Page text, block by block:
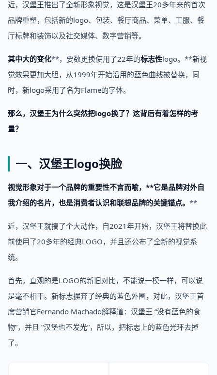
近，汉堡王推出了全新形象视觉，这是汉堡王20多年来的首次
品牌重塑，包括新的logo、包装、餐厅商品、菜单、工服、餐
厅标牌和装饰以及社交媒体、数字营销等。
其中大的变化**，要数更换使用了22年的标志性logo。**新视
觉效果更加大胆，从1999年开始沿用的蓝色曲线被替换，同
时，新logo采用了名为Flame的字体。
那么，汉堡王为什么突然把logo换了？这背后有着怎样的考
量？
一、汉堡王logo换脸
视觉形象对于一个品牌的重要性不言而喻，**它是品牌对外自
我介绍的名片，也是消费者认识和联想品牌的关键锚点。 **
近，汉堡王就搞了个大动作，自2021年开始，汉堡王将替换此
前使用了20多年的经典LOGO，并且还公布了全新的视觉系
统。
首先，直观的是LOGO的新旧对比，不能说一模一样，可以说
是毫不相干。新标志摒弃了经典的蓝色外圈，对此，汉堡王首
席营销官Fernando Machado解释道：汉堡王 “没有蓝色的食
物”，并且 “汉堡也不发光”，所以，把标志上的蓝色光环去掉
了。